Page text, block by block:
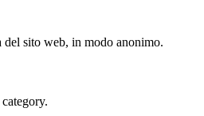
del sito web, in modo anonimo.